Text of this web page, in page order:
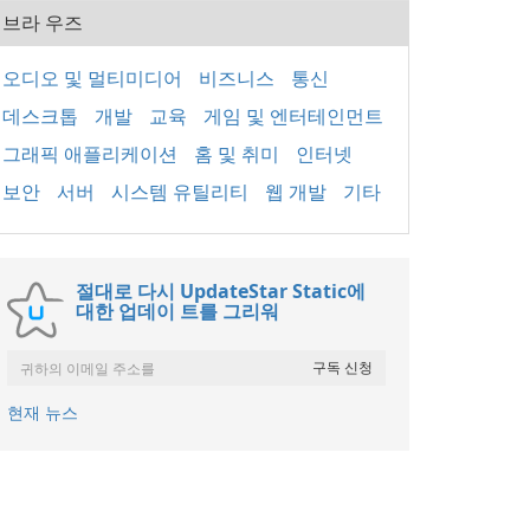
브라 우즈
오디오 및 멀티미디어 비즈니스
통신
데스크톱
개발 교육
게임 및 엔터테인먼트
그래픽 애플리케이션
홈 및 취미
인터넷
보안
서버 시스템 유틸리티 웹 개발 기타
절대로 다시 UpdateStar Static에
대한 업데이 트를 그리워
현재 뉴스